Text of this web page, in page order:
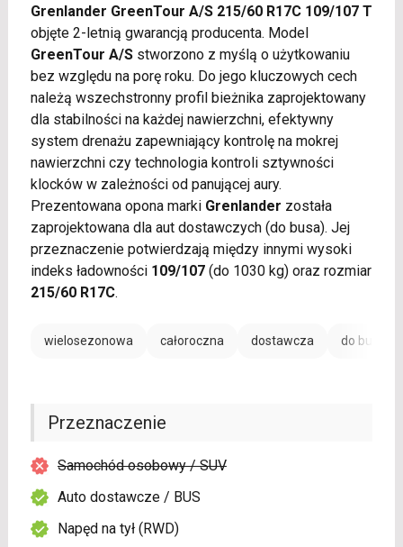
Grenlander GreenTour A/S 215/60 R17C 109/107 T
objęte 2-letnią gwarancją producenta. Model
GreenTour A/Sstworzono z myślą o użytkowaniu
bez względu na porę roku. Do jego kluczowych cech
należą wszechstronny profil bieżnika zaprojektowany
dla stabilności na każdej nawierzchni, efektywny
system drenażu zapewniający kontrolę na mokrej
nawierzchni czy technologia kontroli sztywności
klocków w zależności od panującej aury.
Prezentowana opona marki Grenlander została
zaprojektowana dla aut dostawczych (do busa). Jej
przeznaczenie potwierdzają między innymi wysoki
indeks ładowności 109/107(do 1030 kg) oraz rozmiar
215/60 R17C.
wielosezonowa całoroczna dostawcza do busa
Przeznaczenie
Samochód osobowy / SUV
Auto dostawcze / BUS
Napęd na tył (RWD)